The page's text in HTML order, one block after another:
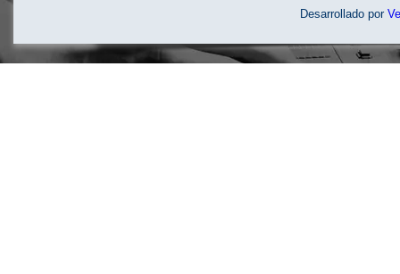
Desarrollado por